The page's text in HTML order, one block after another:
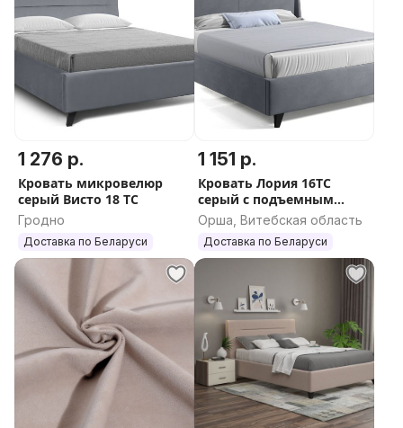
1 276 р.
Кровать микровелюр
серый Висто 18 ТС
Гродно
Доставка по Беларуси
1 151 р.
Кровать Лория 16ТС
серый с подъемным
осноанием
Орша, Витебская область
Доставка по Беларуси